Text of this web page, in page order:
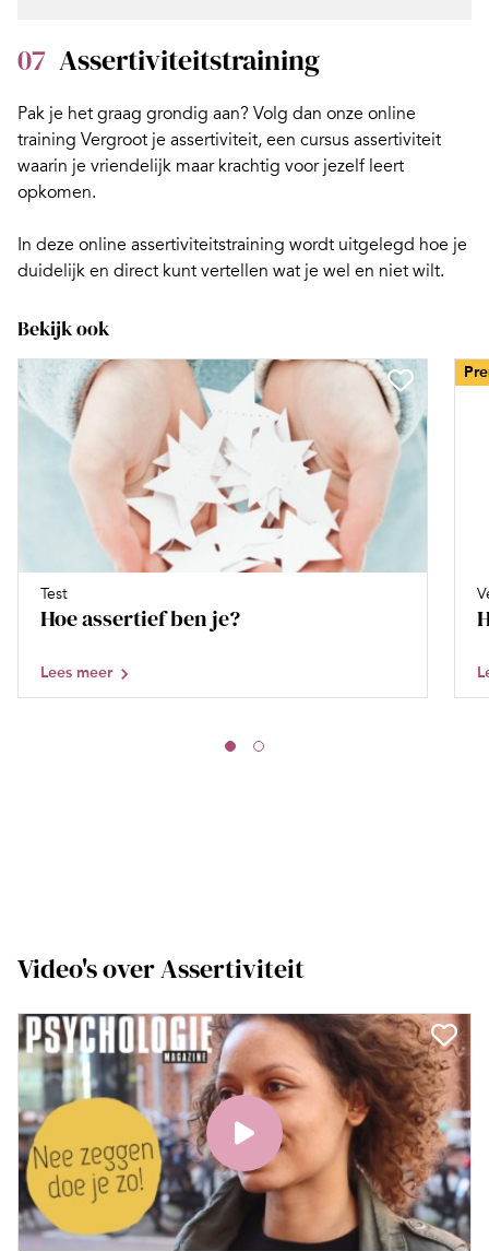
07 Assertiviteitstraining
Pak je het graag grondig aan? Volg dan onze online
training Vergroot je assertiviteit, een cursus assertiviteit
waarin je vriendelijk maar krachtig voor jezelf leert
opkomen.
In deze online assertiviteitstraining wordt uitgelegd hoe je
duidelijk en direct kunt vertellen wat je wel en niet wilt.
Bekijk ook
Test
Hoe assertief ben je?
Lees meer
Video's over Assertiviteit